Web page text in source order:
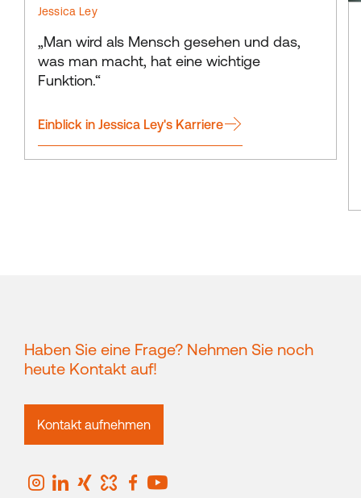
Jessica Ley
„Man wird als Mensch gesehen und das,
was man macht, hat eine wichtige
Funktion.“
Einblick in Jessica Ley's Karriere
Haben Sie eine Frage? Nehmen Sie noch
heute Kontakt auf!
Kontakt aufnehmen